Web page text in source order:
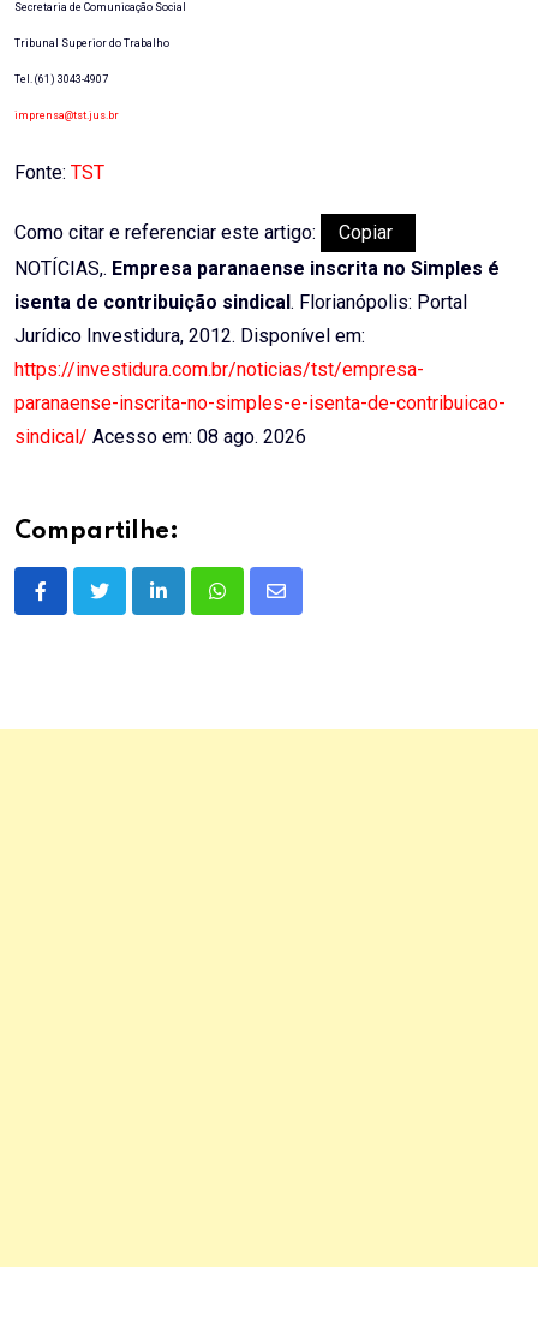
Secretaria de Comunicação Social
Tribunal Superior do Trabalho
Tel. (61) 3043-4907
imprensa@tst.jus.br
Fonte: TST
Como citar e referenciar este artigo:
Copiar
NOTÍCIAS,. Empresa paranaense inscrita no Simples é
isenta de contribuição sindical . Florianópolis: Portal
Jurídico Investidura, 2012. Disponível em:
https://investidura.com.br/noticias/tst/empresa-
paranaense-inscrita-no-simples-e-isenta-de-contribuicao-
sindical/ Acesso em: 08 ago. 2026
Compartilhe:
LinkedInWhatsappShare